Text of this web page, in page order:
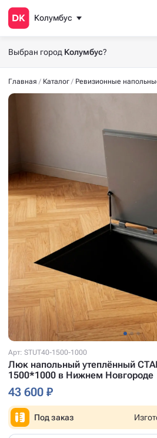
Колумбус
Выбран город Колумбус?
Главная Каталог Ревизионные
Арт: STUT40-1500-1000
Люк напольный утеплённый
1500*1000 в Нижнем Новгороде
43 600 ₽
Под заказ